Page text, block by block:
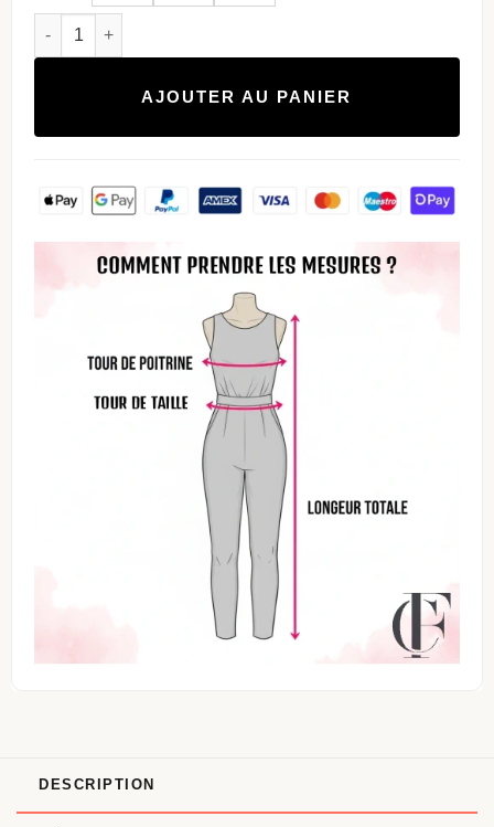
quantité de Combinaison marron cape drapée pantalon large
AJOUTER AU PANIER
DESCRIPTION